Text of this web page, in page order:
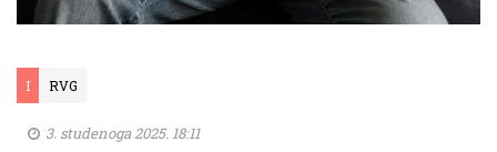
I RVG
3. studenoga 2025. 18:11